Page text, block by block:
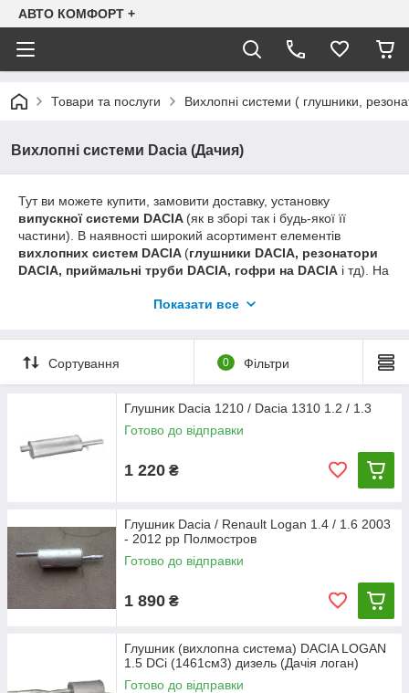
АВТО КОМФОРТ +
Товари та послуги Вихлопні системи ( глушники,
Вихлопні системи Dacia (Дачия)
Тут ви можете купити, замовити доставку, установку
випускної системи DACIA (як в зборі так і будь-якої її
частини). В наявності широкий асортимент елементів
вихлопних систем DACIA (глушники DACIA, резонатори
DACIA, приймальні труби DACIA, гофри на DACIA і тд). На
системи з алюминизированой (легованої) стали виробництва
варіант, виходячи зі співвідношення ціна-якість. Якщо ви
шукаєте більш дешевий варіант, але не знаходите його на
сайті - телефонуйте, і ми в телефонному режимі уточнимо
Показати все
Сортування 0 Фільтри
Глушник Dacia 1210 / Dacia 1310 1.2 / 1.3
Готово до відправки
1 220 ₴
Глушник Dacia / Renault Logan 1.4 / 1.6 2003
- 2012 рр Полмостров
Готово до відправки
1 890 ₴
Глушник (вихлопна система) DACIA LOGAN
1.5 DCi (1461см3) дизель (Дачія логан)
Готово до відправки